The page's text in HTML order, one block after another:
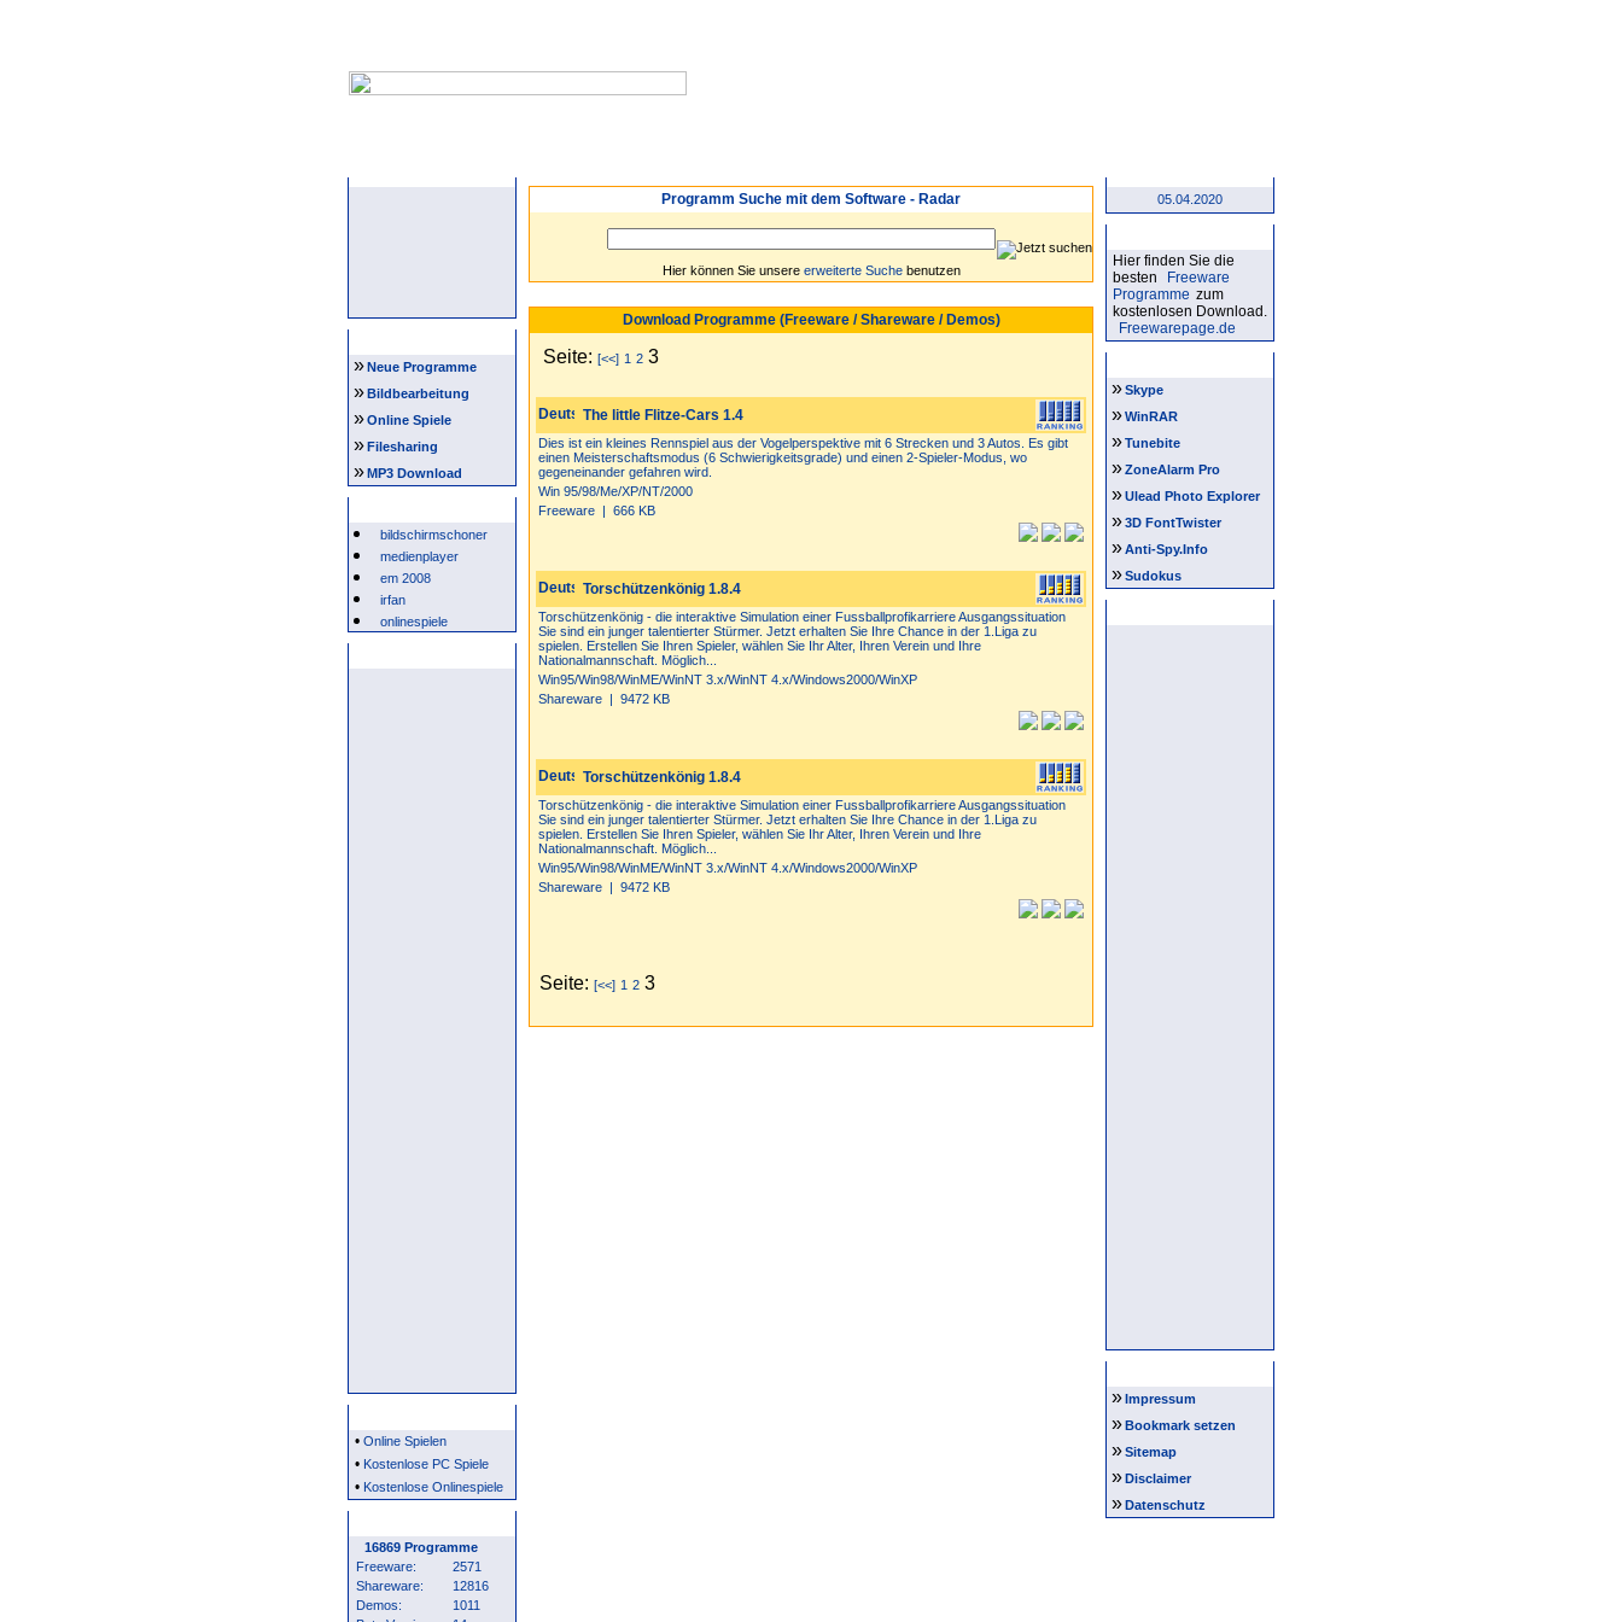
»Neue Programme
»Bildbearbeitung
»Online Spiele
»Filesharing
»MP3 Download
bildschirmschoner
medienplayer
em 2008
irfan
onlinespiele
• Online Spielen
• Kostenlose PC Spiele
• Kostenlose Onlinespiele
16869 Programme
Freeware:
2571
Shareware:
12816
Demos:
1011
Programm Suche mit dem Software - Radar
Hier können Sie unsere erweiterte Suchebenutzen
Download Programme (Freeware / Shareware / Demos)
Seite: [<<] 1 2 3
The little Flitze-Cars 1.4
Dies ist ein kleines Rennspiel aus der Vogelperspektive mit 6 Strecken und 3 Autos. Es gibt
einen Meisterschaftsmodus (6 Schwierigkeitsgrade) und einen 2-Spieler-Modus, wo
gegeneinander gefahren wird.
Win 95/98/Me/XP/NT/2000
Freeware | 666 KB
Torschützenkönig 1.8.4
Torschützenkönig - die interaktive Simulation einer Fussballprofikarriere Ausgangssituation
Sie sind ein junger talentierter Stürmer. Jetzt erhalten Sie Ihre Chance in der 1.Liga zu
spielen. Erstellen Sie Ihren Spieler, wählen Sie Ihr Alter, Ihren Verein und Ihre
Nationalmannschaft. Möglich...
Win95/Win98/WinME/WinNT 3.x/WinNT 4.x/Windows2000/WinXP
Shareware | 9472 KB
Torschützenkönig 1.8.4
Torschützenkönig - die interaktive Simulation einer Fussballprofikarriere Ausgangssituation
Sie sind ein junger talentierter Stürmer. Jetzt erhalten Sie Ihre Chance in der 1.Liga zu
spielen. Erstellen Sie Ihren Spieler, wählen Sie Ihr Alter, Ihren Verein und Ihre
Nationalmannschaft. Möglich...
Win95/Win98/WinME/WinNT 3.x/WinNT 4.x/Windows2000/WinXP
Shareware | 9472 KB
Seite: [<<] 1 2 3
05.04.2020
Hier finden Sie die
besten
Freeware
Programme zum
kostenlosen Download.
Freewarepage.de
»Skype
»WinRAR
»Tunebite
»ZoneAlarm Pro
»Ulead Photo Explorer
»3D FontTwister
»Anti-Spy.Info
»Sudokus
»Impressum
»Bookmark setzen
»Sitemap
»Disclaimer
»Datenschutz